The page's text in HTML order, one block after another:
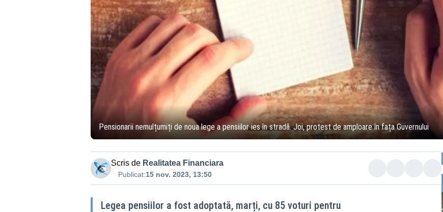
Pensionarii nemulțumiți de noua lege a pensiilor ies în stradă. Joi, protest de amploare în fața Guvernului
Scris de Realitatea Financiara
Publicat:15 nov. 2023, 13:50
Legea pensiilor a fost adoptată, marți, cu 85 voturi pentru